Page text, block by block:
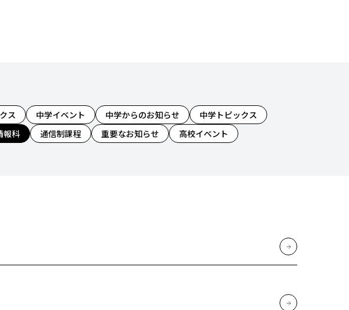
ス 中学イベント 中学からのお知らせ
中学トピックス
報科 通信制課程 重要なお知らせ
高校イベント